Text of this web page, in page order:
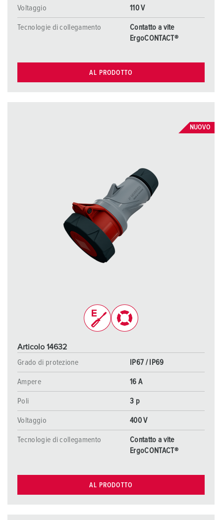
Voltaggio 110 V
Tecnologie di collegamento
Contatto a vite
ErgoCONTACT®
AL PRODOTTO
NUOVO
Articolo 14632
Grado di protezione
IP67 / IP69
Ampere 16 A
Poli 3 p
Voltaggio 400 V
Tecnologie di collegamento
Contatto a vite
ErgoCONTACT®
AL PRODOTTO